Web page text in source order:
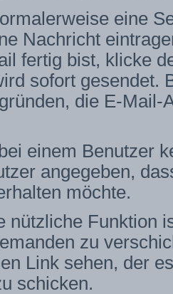
eine
Nachricht
fertig bist, klicke
sofort gesendet.
die E-Mail-
einem Benutzer
angegeben,
möchte.
nützliche Funktion
zu
Link sehen, der
schicken.